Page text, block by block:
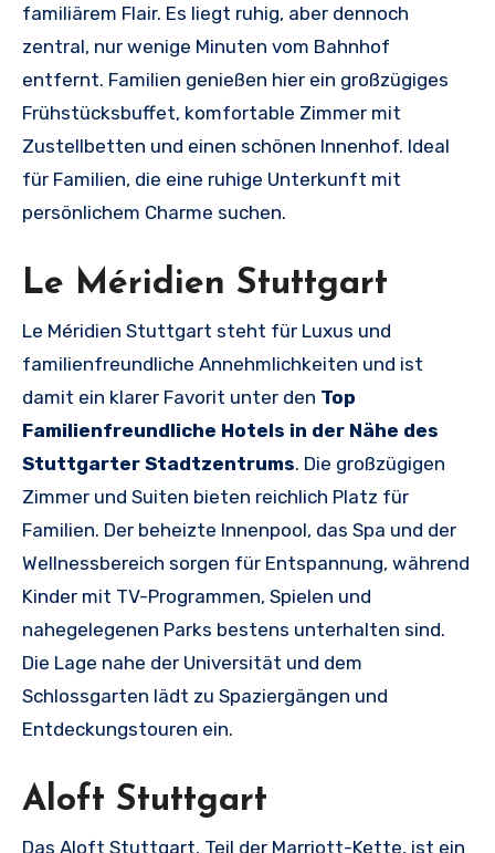
familiärem Flair. Es liegt ruhig, aber dennoch
zentral, nur wenige Minuten vom Bahnhof
entfernt. Familien genießen hier ein großzügiges
Frühstücksbuffet, komfortable Zimmer mit
Zustellbetten und einen schönen Innenhof. Ideal
für Familien, die eine ruhige Unterkunft mit
persönlichem Charme suchen.
Le Méridien Stuttgart
Le Méridien Stuttgart steht für Luxus und
familienfreundliche Annehmlichkeiten und ist
damit ein klarer Favorit unter den Top
Familienfreundliche Hotels in der Nähe des
Stuttgarter Stadtzentrums. Die großzügigen
Zimmer und Suiten bieten reichlich Platz für
Familien. Der beheizte Innenpool, das Spa und der
Wellnessbereich sorgen für Entspannung, während
Kinder mit TV-Programmen, Spielen und
nahegelegenen Parks bestens unterhalten sind.
Die Lage nahe der Universität und dem
Schlossgarten lädt zu Spaziergängen und
Entdeckungstouren ein.
Aloft Stuttgart
Das Aloft Stuttgart, Teil der Marriott-Kette, ist ein